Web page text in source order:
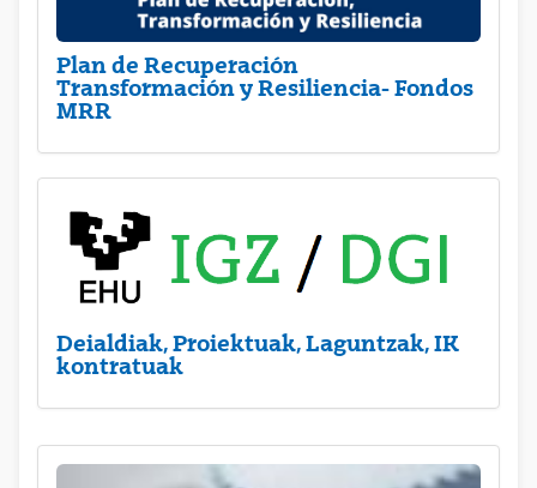
Plan de Recuperación
Transformación y Resiliencia- Fondos
MRR
Deialdiak, Proiektuak, Laguntzak, IK
kontratuak